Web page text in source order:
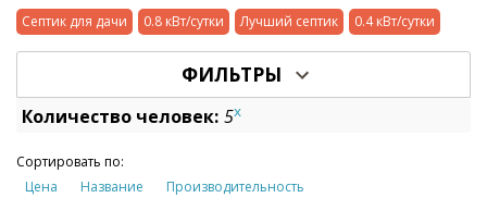
Септик для дачи
0.8 кВт/сутки Лучший септик 0.4 кВт/сутки
ФИЛЬТРЫ
Количество человек: 5x
Сортировать по:
Цена
Название Производительность